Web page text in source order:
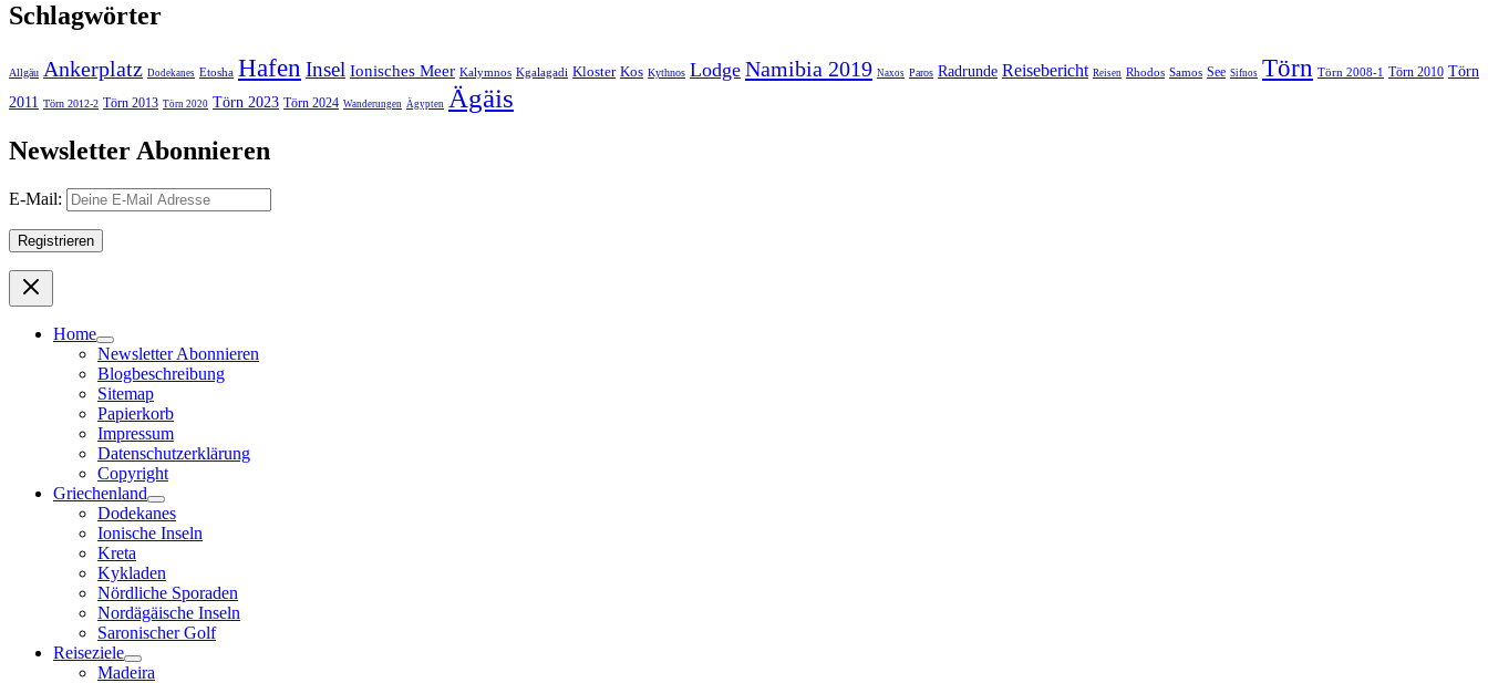
Schlagwörter
Allgäu Ankerplatz Dodekanes Etosha Hafen Insel Ionisches Meer Kalymnos Kgalagadi Kloster Kos Kythnos Lodge Namibia 2019 Naxos Paros Radrunde Reisebericht Reisen Rhodos Samos See Sifnos Törn Törn 2008-1 Törn 2010 Törn
2011
Törn 2012-2 Törn 2013 Törn 2020 Törn 2023 Törn 2024 Wanderungen Ägypten Ägäis
Newsletter Abonnieren
E-Mail:
Home
Newsletter Abonnieren
Blogbeschreibung
Sitemap
Papierkorb
Impressum
Datenschutzerklärung
Copyright
Griechenland
Dodekanes
Ionische Inseln
Kreta
Kykladen
Nördliche Sporaden
Nordägäische Inseln
Saronischer Golf
Reiseziele
Madeira